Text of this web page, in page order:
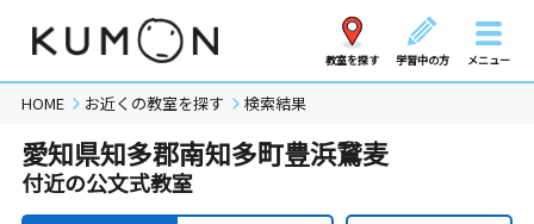
教室を探す 学習中の方 メニュー
HOME お近くの教室を探す 検索結果
愛知県知多郡南知多町豊浜鵞麦
付近の公文式教室